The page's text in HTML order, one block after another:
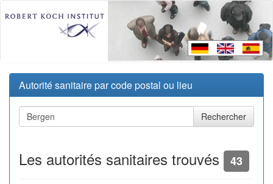
Autorité sanitaire par code postal ou lieu
Les autorités sanitaires trouvés 43